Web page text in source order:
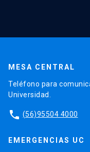
MESA CENTRAL
Teléfono para
Universidad.
phone (56)95504 4000
EMERGENCIAS UC